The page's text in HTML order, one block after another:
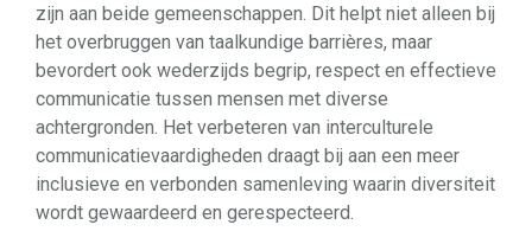
zijn aan beide gemeenschappen. Dit helpt niet alleen bij
het overbruggen van taalkundige barrières, maar
bevordert ook wederzijds begrip, respect en effectieve
communicatie tussen mensen met diverse
achtergronden. Het verbeteren van interculturele
communicatievaardigheden draagt bij aan een meer
inclusieve en verbonden samenleving waarin diversiteit
wordt gewaardeerd en gerespecteerd.